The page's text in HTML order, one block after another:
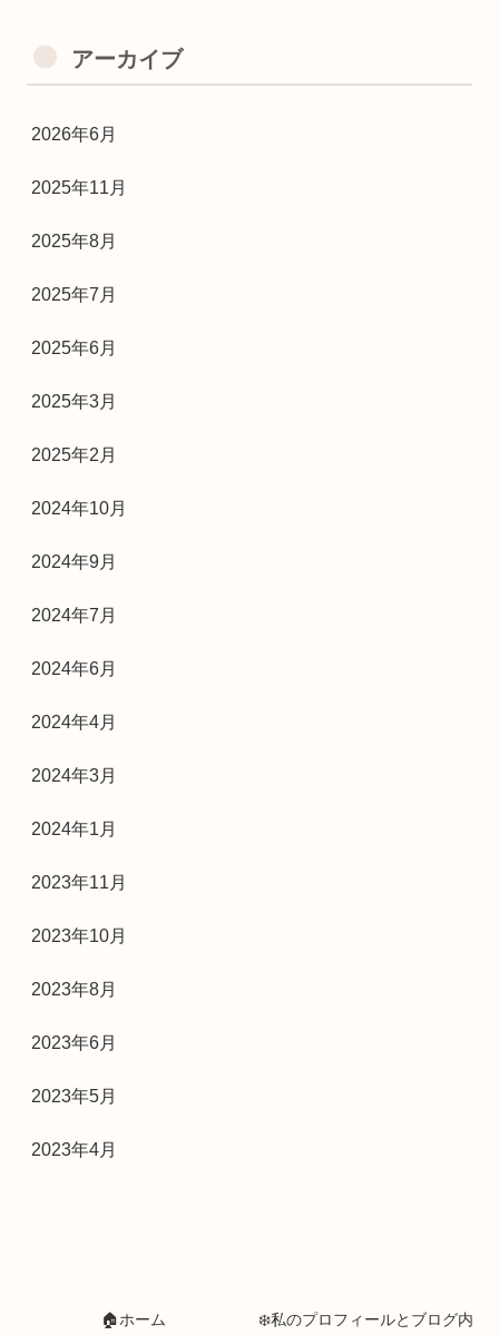
アーカイブ
2026年6月
2025年11月
2025年8月
2025年7月
2025年6月
2025年3月
2025年2月
2024年10月
2024年9月
2024年7月
2024年6月
2024年4月
2024年3月
2024年1月
2023年11月
2023年10月
2023年8月
2023年6月
2023年5月
2023年4月
🏠ホーム ❄️私のプロフィールとブログ内